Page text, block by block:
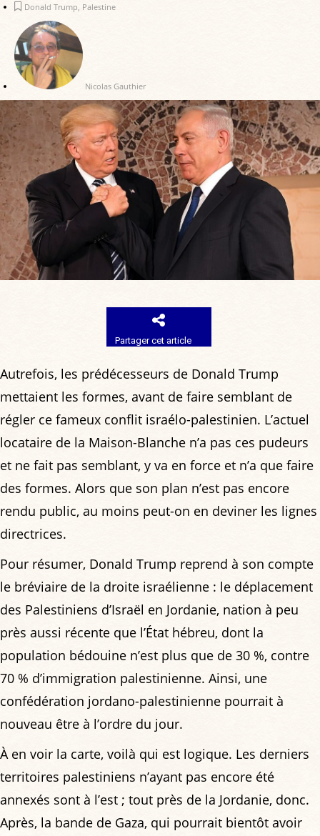
Donald Trump, Palestine
Nicolas Gauthier
Partager cet article
Autrefois, les prédécesseurs de Donald Trump
mettaient les formes, avant de faire semblant de
régler ce fameux conflit israélo-palestinien. L’actuel
locataire de la Maison-Blanche n’a pas ces pudeurs
et ne fait pas semblant, y va en force et n’a que faire
des formes. Alors que son plan n’est pas encore
rendu public, au moins peut-on en deviner les lignes
directrices.
Pour résumer, Donald Trump reprend à son compte
le bréviaire de la droite israélienne : le déplacement
des Palestiniens d’Israël en Jordanie, nation à peu
près aussi récente que l’État hébreu, dont la
population bédouine n’est plus que de 30 %, contre
70 % d’immigration palestinienne. Ainsi, une
confédération jordano-palestinienne pourrait à
nouveau être à l’ordre du jour.
À en voir la carte, voilà qui est logique. Les derniers
territoires palestiniens n’ayant pas encore été
annexés sont à l’est ; tout près de la Jordanie, donc.
Après, la bande de Gaza, qui pourrait bientôt avoir